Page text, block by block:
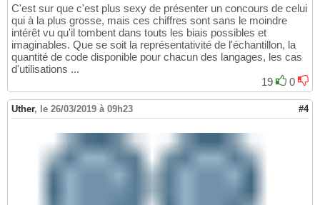
C'est sur que c'est plus sexy de présenter un concours de celui
qui à la plus grosse, mais ces chiffres sont sans le moindre
intérêt vu qu'il tombent dans touts les biais possibles et
imaginables. Que se soit la représentativité de l'échantillon, la
quantité de code disponible pour chacun des langages, les cas
d'utilisations ...
19
0
Uther, le 26/03/2019 à 09h23 #4